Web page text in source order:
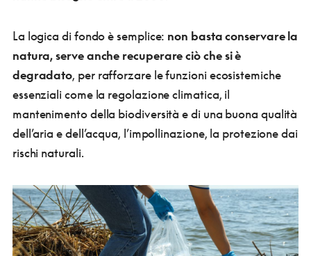
La logica di fondo è semplice: non basta conservare la
natura, serve anche recuperare ciò che si è
degradato, per rafforzare le funzioni ecosistemiche
essenziali come la regolazione climatica, il
mantenimento della biodiversità e di una buona qualità
dell’aria e dell’acqua, l’impollinazione, la protezione dai
rischi naturali.